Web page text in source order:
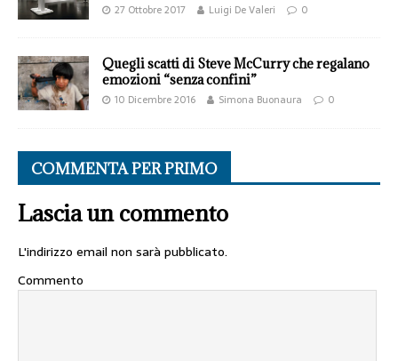
27 Ottobre 2017 Luigi De Valeri 0
Quegli scatti di Steve McCurry che regalano
emozioni “senza confini”
10 Dicembre 2016 Simona Buonaura 0
COMMENTA PER PRIMO
Lascia un commento
L'indirizzo email non sarà pubblicato.
Commento